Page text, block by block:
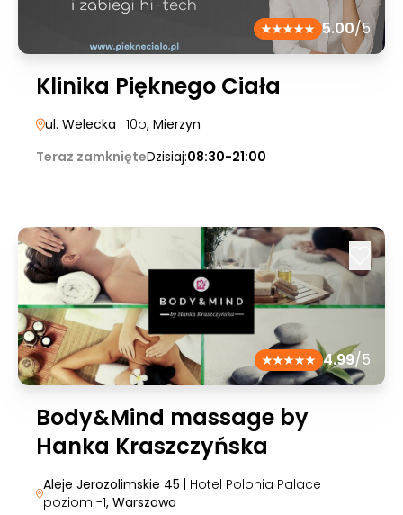
5.00/5
Klinika Pięknego Ciała
ul. Welecka | 10b, Mierzyn
Teraz zamknięteDzisiaj:08:30-21:00
4.99/5
Body&Mind massage by
Hanka Kraszczyńska
Aleje Jerozolimskie 45 | Hotel Polonia Palace
poziom -1, Warszawa